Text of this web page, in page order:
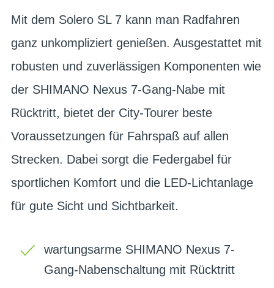
Mit dem Solero SL 7 kann man Radfahren
ganz unkompliziert genießen. Ausgestattet mit
robusten und zuverlässigen Komponenten wie
der SHIMANO Nexus 7-Gang-Nabe mit
Rücktritt, bietet der City-Tourer beste
Voraussetzungen für Fahrspaß auf allen
Strecken. Dabei sorgt die Federgabel für
sportlichen Komfort und die LED-Lichtanlage
für gute Sicht und Sichtbarkeit.
wartungsarme SHIMANO Nexus 7-
Gang-Nabenschaltung mit Rücktritt